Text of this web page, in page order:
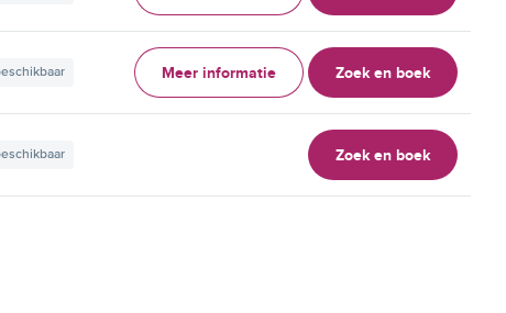
Meer informatie Zoek en boek
Zoek en boek